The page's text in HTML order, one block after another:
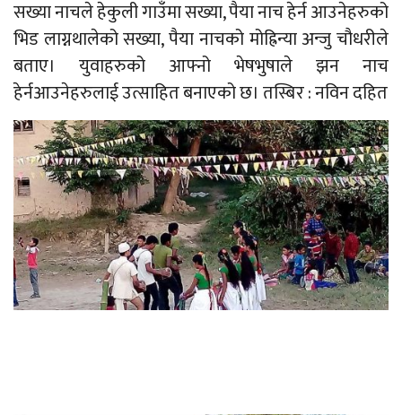
सख्या नाचले हेकुली गाउँमा सख्या, पैया नाच हेर्न आउनेहरुको
भिड लाग्नथालेको सख्या, पैया नाचको मोह्रिन्या अन्जु चौधरीले
बताए। युवाहरुको आफ्नो भेषभुषाले झन नाच
हेर्नआउनेहरुलाई उत्साहित बनाएको छ। तस्बिर : नविन दहित